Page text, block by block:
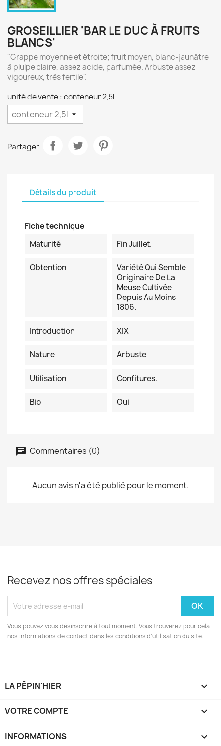
GROSEILLIER 'BAR LE DUC À FRUITS
BLANCS'
"Grappe moyenne et étroite; fruit moyen, blanc-jaunâtre
à plulpe claire, assez acide, parfumée. Arbuste assez
vigoureux, très fertile".
unité de vente : conteneur 2,5l
Partager
Détails du produit
Fiche technique
Maturité
Fin Juillet.
Obtention
Variété Qui Semble
Originaire De La
Meuse Cultivée
Depuis Au Moins
1806.
Introduction XIX
Nature Arbuste
Utilisation Confitures.
Bio Oui
Commentaires (0)
Aucun avis n'a été publié pour le moment.
Recevez nos offres spéciales
Vous pouvez vous désinscrire à tout moment. Vous trouverez pour cela
nos informations de contact dans les conditions d'utilisation du site.
LA PÉPIN'HIER 
VOTRE COMPTE 
INFORMATIONS keyboard_arrow_down